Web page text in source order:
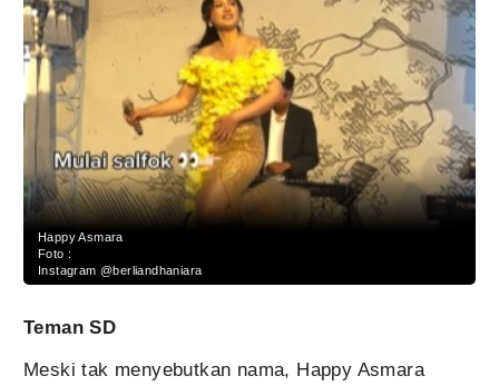
Happy Asmara
Foto :
Instagram @berliandhaniara
Teman SD
Meski tak menyebutkan nama, Happy Asmara